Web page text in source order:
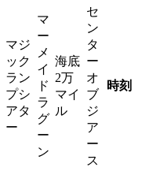
マジ
ック
ラン
プシ
アタ
ー
マ
ー
メ
イ
ド
ラ
グ
ー
ン
海底
2万
マイ
ル
セ
ン
タ
ー
オ
ブ
ジ
ア
ー
ス
時刻